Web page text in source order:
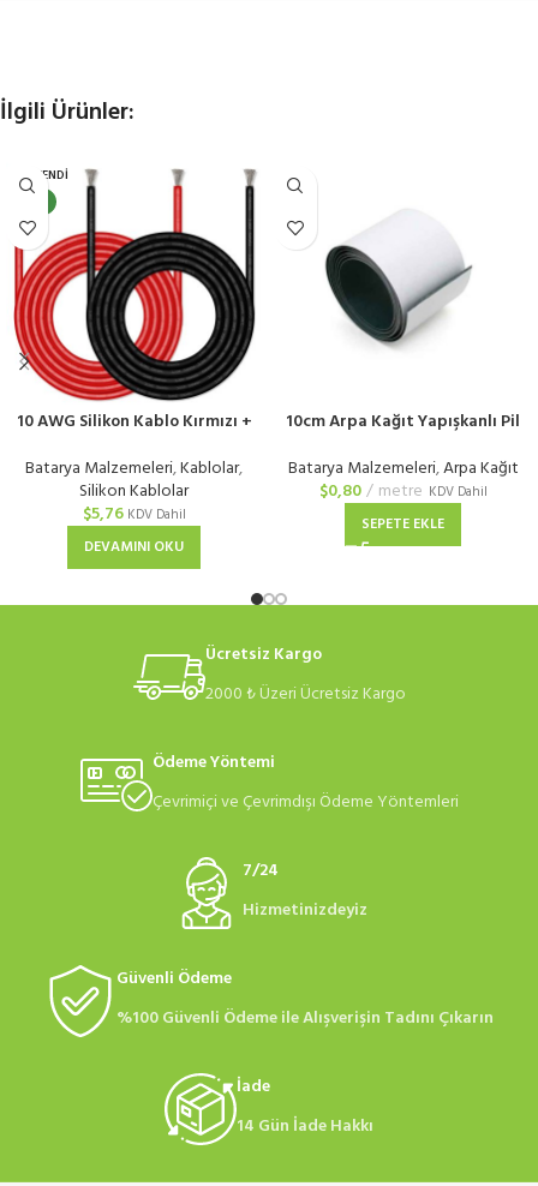
İlgili Ürünler:
TÜKENDI
10 AWG Silikon Kablo Kırmızı +
Batarya Malzemeleri,Kablolar,
Silikon Kablolar
$5,76 KDV Dahil
DEVAMINI OKU
10cm Arpa Kağıt Yapışkanlı Pil
Batarya Malzemeleri,Arpa Kağıt
$0,80 metre KDV Dahil
SEPETE EKLE
Ücretsiz Kargo
2000 ₺ Üzeri Ücretsiz Kargo
Ödeme Yöntemi
Çevrimiçi ve Çevrimdışı Ödeme Yöntemleri
7/24
Hizmetinizdeyiz
Güvenli Ödeme
%100 Güvenli Ödeme ile Alışverişin Tadını Çıkarın
İade
14 Gün İade Hakkı